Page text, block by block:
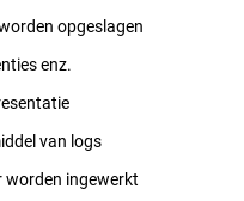
opgeslagen
enz.
van logs
worden ingewerkt